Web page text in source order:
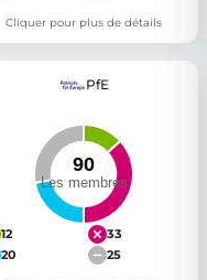
Cliquer pour plus de détails
PfE
12
33
20
25